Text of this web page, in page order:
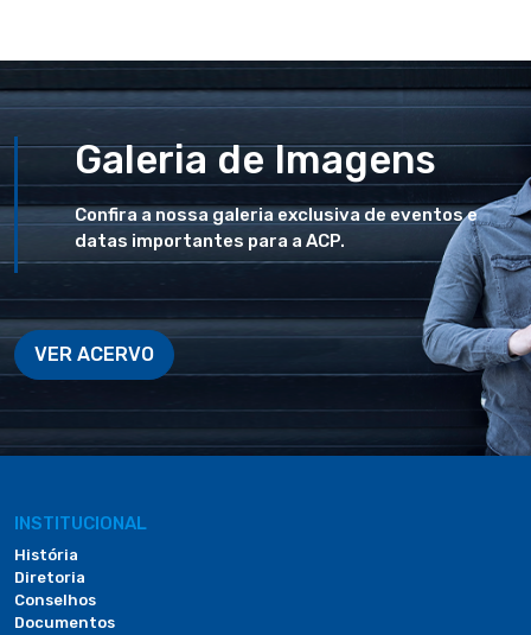
Galeria de Imagens
Confira a nossa galeria exclusiva de eventos e
datas importantes para a ACP.
VER ACERVO
INSTITUCIONAL
História
Diretoria
Conselhos
Documentos